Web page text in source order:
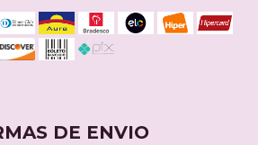
DE ENVIO